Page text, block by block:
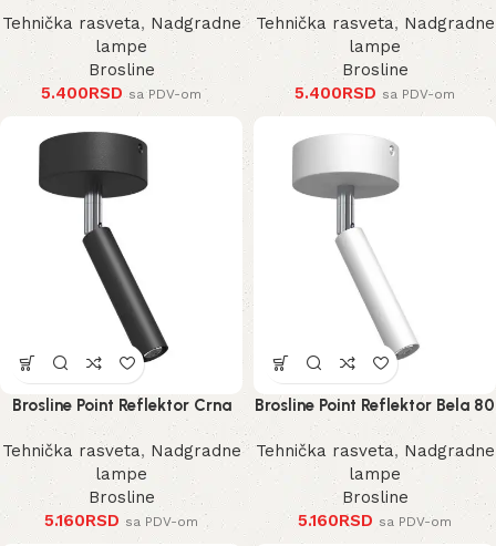
Tehnička rasveta, Nadgradne
lampe
Brosline
5.400RSD sa PDV-om
Tehnička rasveta, Nadgradne
lampe
Brosline
5.400RSD sa PDV-om
Brosline Point Reflektor Crna
80 mm 170 mm 2281 mm
Tehnička rasveta, Nadgradne
lampe
Brosline
5.160RSD sa PDV-om
Brosline Point Reflektor Bela 80
mm 170 mm 2283 mm
Tehnička rasveta, Nadgradne
lampe
Brosline
5.160RSD sa PDV-om